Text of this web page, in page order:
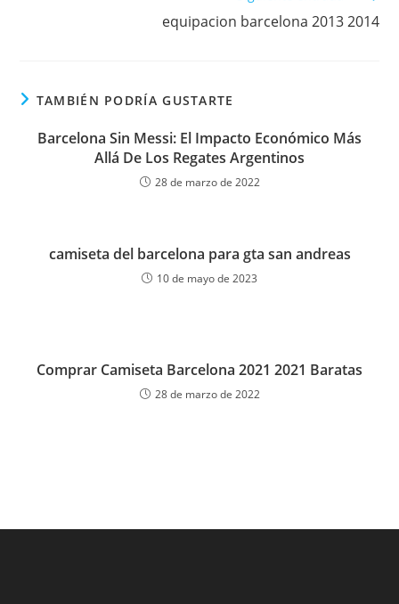
equipacion barcelona 2013 2014
TAMBIÉN PODRÍA GUSTARTE
Barcelona Sin Messi: El Impacto Económico Más
Allá De Los Regates Argentinos
28 de marzo de 2022
camiseta del barcelona para gta san andreas
10 de mayo de 2023
Comprar Camiseta Barcelona 2021 2021 Baratas
28 de marzo de 2022